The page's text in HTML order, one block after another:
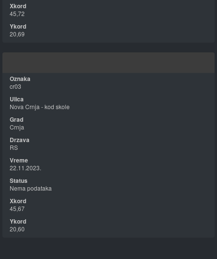
45,72
20,69
cr03
Nova Crnja - kod skole
Crnja
RS
22.11.2023.
Nema podataka
45,67
20,60